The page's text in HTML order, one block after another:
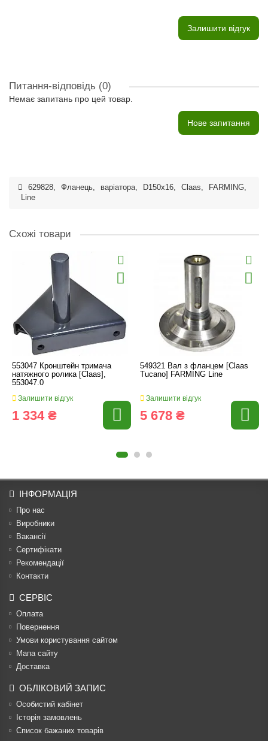
Залишити відгук
Питання-відповідь (0)
Немає запитань про цей товар.
Нове запитання
629828, Фланець, варіатора, D150x16, Claas, FARMING,
Line
Схожі товари
553047 Кронштейн тримача
натяжного ролика [Claas],
553047.0
Залишити відгук
1 334 ₴
549321 Вал з фланцем [Claas
Tucano] FARMING Line
Залишити відгук
5 678 ₴
ІНФОРМАЦІЯ
Про нас
Виробники
Вакансії
Сертифікати
Рекомендації
Контакти
СЕРВІС
Оплата
Повернення
Умови користування сайтом
Мапа сайту
Доставка
ОБЛІКОВИЙ ЗАПИС
Особистий кабінет
Історія замовлень
Список бажаних товарів